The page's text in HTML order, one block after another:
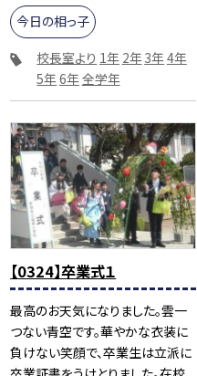
今日の相っ子
校長室より 1年 2年3年4年
5年6年全学年
【0324】卒業式１
最高のお天気になりました。雲一
つない青空です。華やかな衣装に
負けない笑顔で、卒業生は立派に